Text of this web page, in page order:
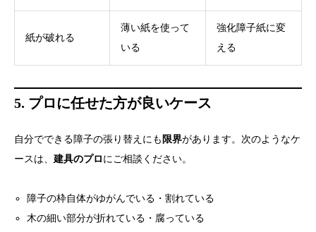
紙が破れる
薄い紙を使って
いる
強化障子紙に変
える
5. プロに任せた方が良いケース
自分でできる障子の張り替えにも 限界があります。次のようなケ
ースは、 建具のプロ にご相談ください。
障子の枠自体がゆがんでいる・割れている
木の細い部分が折れている・腐っている